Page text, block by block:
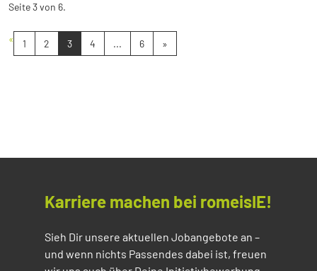
Seite 3 von 6.
« 1 2 3 4 ... 6 »
Karriere machen bei romeisIE!
Sieh Dir unsere aktuellen Jobangebote an –
und wenn nichts Passendes dabei ist, freuen